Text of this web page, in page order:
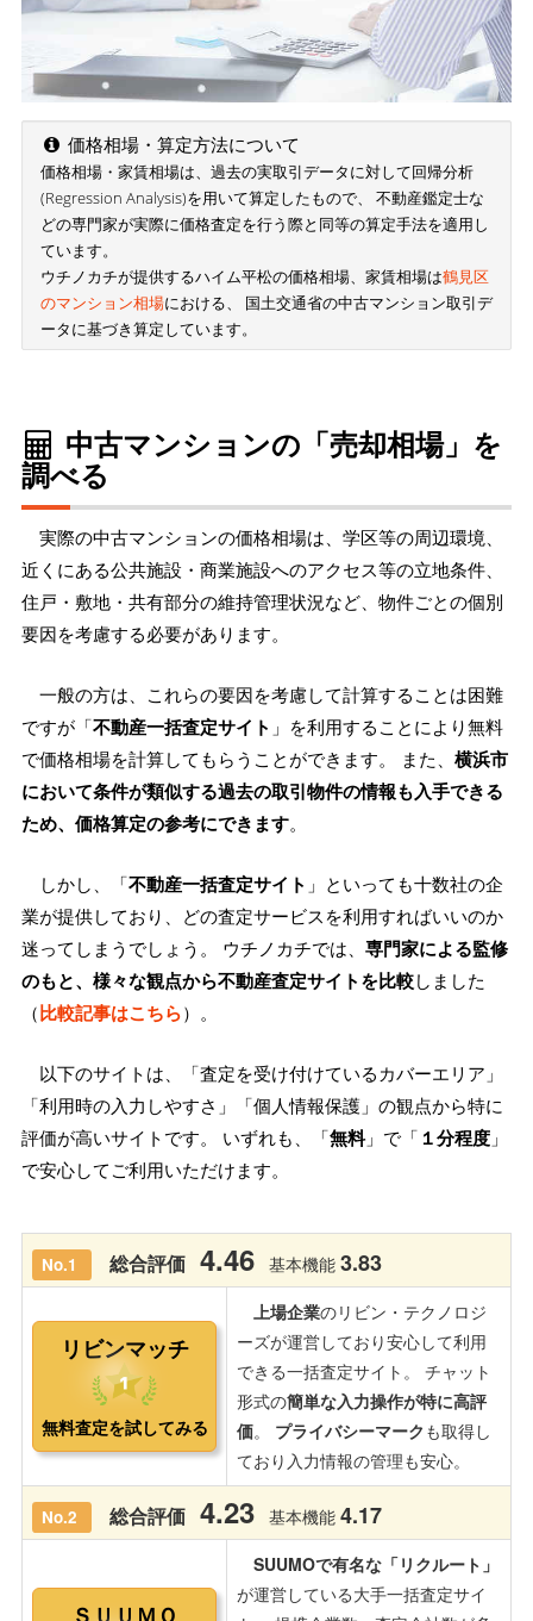
価格相場・算定方法について
価格相場・家賃相場は、過去の実取引データに対して回帰分析
(Regression Analysis)を用いて算定したもので、 不動産鑑定士な
どの専門家が実際に価格査定を行う際と同等の算定手法を適用し
ています。
ウチノカチが提供するハイム平松の価格相場、家賃相場は鶴見区
のマンション相場における、 国土交通省の中古マンション取引デ
ータに基づき算定しています。
中古マンションの「売却相場」を
調べる
実際の中古マンションの価格相場は、学区等の周辺環境、
近くにある公共施設・商業施設へのアクセス等の立地条件、
住戸・敷地・共有部分の維持管理状況など、物件ごとの個別
要因を考慮する必要があります。
一般の方は、これらの要因を考慮して計算することは困難
ですが「不動産一括査定サイト 」を利用することにより無料
で価格相場を計算してもらうことができます。 また、 横浜市
において条件が類似する過去の取引物件の情報も入手できる
ため、価格算定の参考にできます。
しかし、「不動産一括査定サイト 」といっても十数社の企
業が提供しており、どの査定サービスを利用すればいいのか
迷ってしまうでしょう。 ウチノカチでは、 専門家による監修
のもと、様々な観点から不動産査定サイトを比較しました
（比較記事はこちら）。
以下のサイトは、「査定を受け付けているカバーエリア」
「利用時の入力しやすさ」「個人情報保護」の観点から特に
評価が高いサイトです。 いずれも、「無料」で「 １分程度 」
で安心してご利用いただけます。